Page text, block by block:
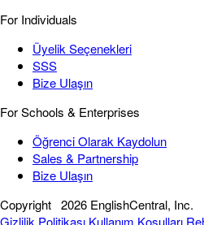
For Individuals
Üyelik Seçenekleri
SSS
Bize Ulaşın
For Schools & Enterprises
Öğrenci Olarak Kaydolun
Sales & Partnership
Bize Ulaşın
Copyright 2026 EnglishCentral, Inc.